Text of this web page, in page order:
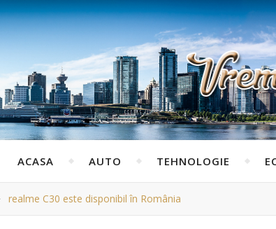
ACASA AUTO TEHNOLOGIE
realme C30 este disponibil în România